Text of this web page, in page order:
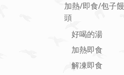
加熱/即食/包子饅
頭
好喝的湯
加熱即食
解凍即食